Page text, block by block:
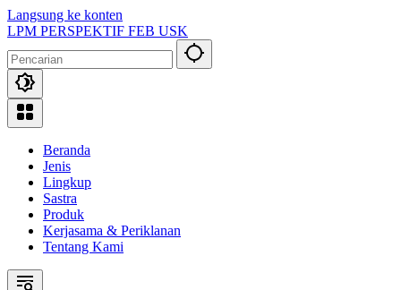
Langsung ke konten
LPM PERSPEKTIF FEB USK
Beranda
Jenis
Lingkup
Sastra
Produk
Kerjasama & Periklanan
Tentang Kami